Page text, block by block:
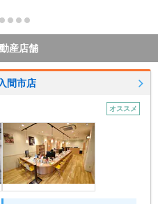
産店舗
間市店
オススメ